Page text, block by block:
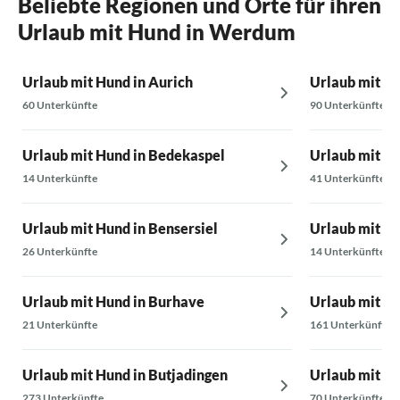
Urlaub mit Hund in Werdum
Urlaub mit Hund in Aurich
60 Unterkünfte
Urlaub mit Hund in Bedekaspel
14 Unterkünfte
Urlaub mit Hund in Bensersiel
26 Unterkünfte
Urlaub mit Hund in Burhave
21 Unterkünfte
Urlaub mit Hund in Butjadingen
Urlaub mit
90 Unterkünfte
Urlaub mit
41 Unterkünfte
Urlaub mit
14 Unterkünfte
Urlaub mit
161 Unterkünfte
Urlaub mit